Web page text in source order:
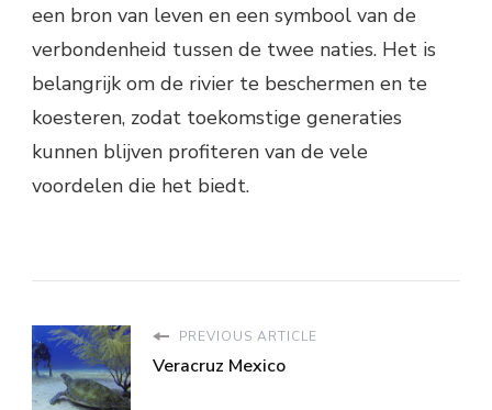
een bron van leven en een symbool van de
verbondenheid tussen de twee naties. Het is
belangrijk om de rivier te beschermen en te
koesteren, zodat toekomstige generaties
kunnen blijven profiteren van de vele
voordelen die het biedt.
PREVIOUS ARTICLE
Veracruz Mexico